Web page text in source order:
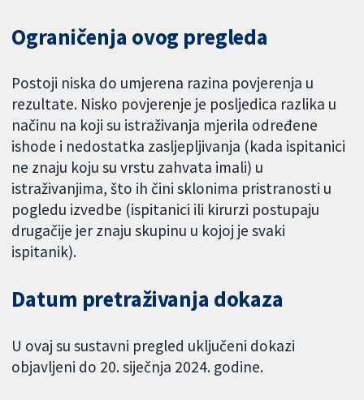
Ograničenja ovog pregleda
Postoji niska do umjerena razina povjerenja u
rezultate. Nisko povjerenje je posljedica razlika u
načinu na koji su istraživanja mjerila određene
ishode i nedostatka zasljepljivanja (kada ispitanici
ne znaju koju su vrstu zahvata imali) u
istraživanjima, što ih čini sklonima pristranosti u
pogledu izvedbe (ispitanici ili kirurzi postupaju
drugačije jer znaju skupinu u kojoj je svaki
ispitanik).
Datum pretraživanja dokaza
U ovaj su sustavni pregled uključeni dokazi
objavljeni do 20. siječnja 2024. godine.